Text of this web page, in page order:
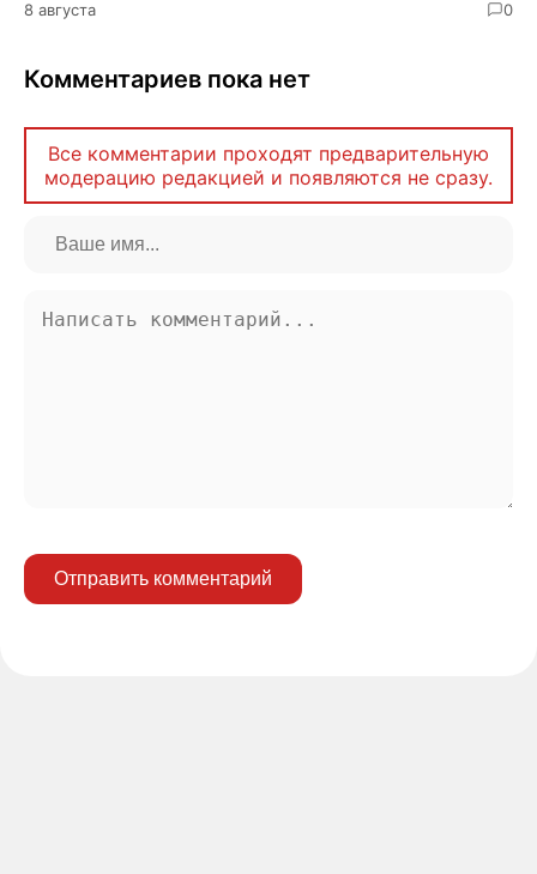
8 августа 0
Комментариев пока нет
Все комментарии проходят предварительную
модерацию редакцией и появляются не сразу.
Отправить комментарий